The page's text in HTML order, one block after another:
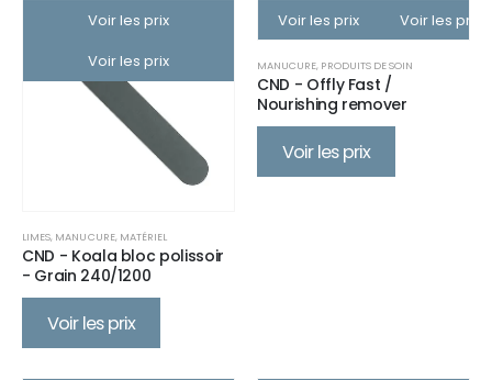
Voir les prix
Voir les prix
LIMES, MANUCURE, MATÉRIEL
CND - Koala bloc polissoir
- Grain 240/1200
Voir les prix
Voir les prix Voir les prix
MANUCURE, PRODUITS DE SOIN
CND - Offly Fast /
Nourishing remover
Voir les prix